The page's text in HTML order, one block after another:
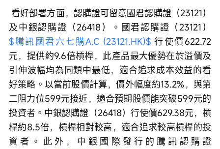
看好部署方面，認購證可留意國君認購證（23121）
及中銀認購證（26418）。國君認購證（23121）
$騰訊國君六七購A.C (23121.HK)$ 行使價622.72
元，提供約9.6倍槓桿，此產品最大優勢在於溢價及
引伸波幅均為同類中最低，適合追求成本效益的看
好策略。以當前股價計算，價外幅度約13.2%，與第
二阻力位599元接近，適合預期股價能突破599元的
投資者。中銀認購證（26418）行使價629.38元，槓
桿約8.5倍，槓桿相對較高，適合追求較高槓桿的投
資者。此外，中銀國際發行的騰訊認購證